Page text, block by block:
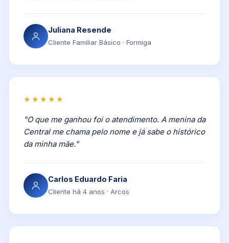
Juliana Resende
Cliente Familiar Básico · Formiga
★★★★★
"O que me ganhou foi o atendimento. A menina da
Central me chama pelo nome e já sabe o histórico
da minha mãe."
Carlos Eduardo Faria
Cliente há 4 anos · Arcos